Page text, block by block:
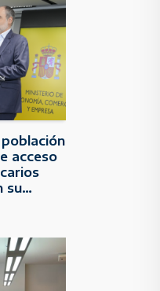
acceso
su